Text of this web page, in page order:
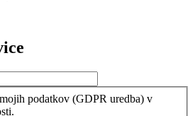
podatkov (GDPR uredba) v